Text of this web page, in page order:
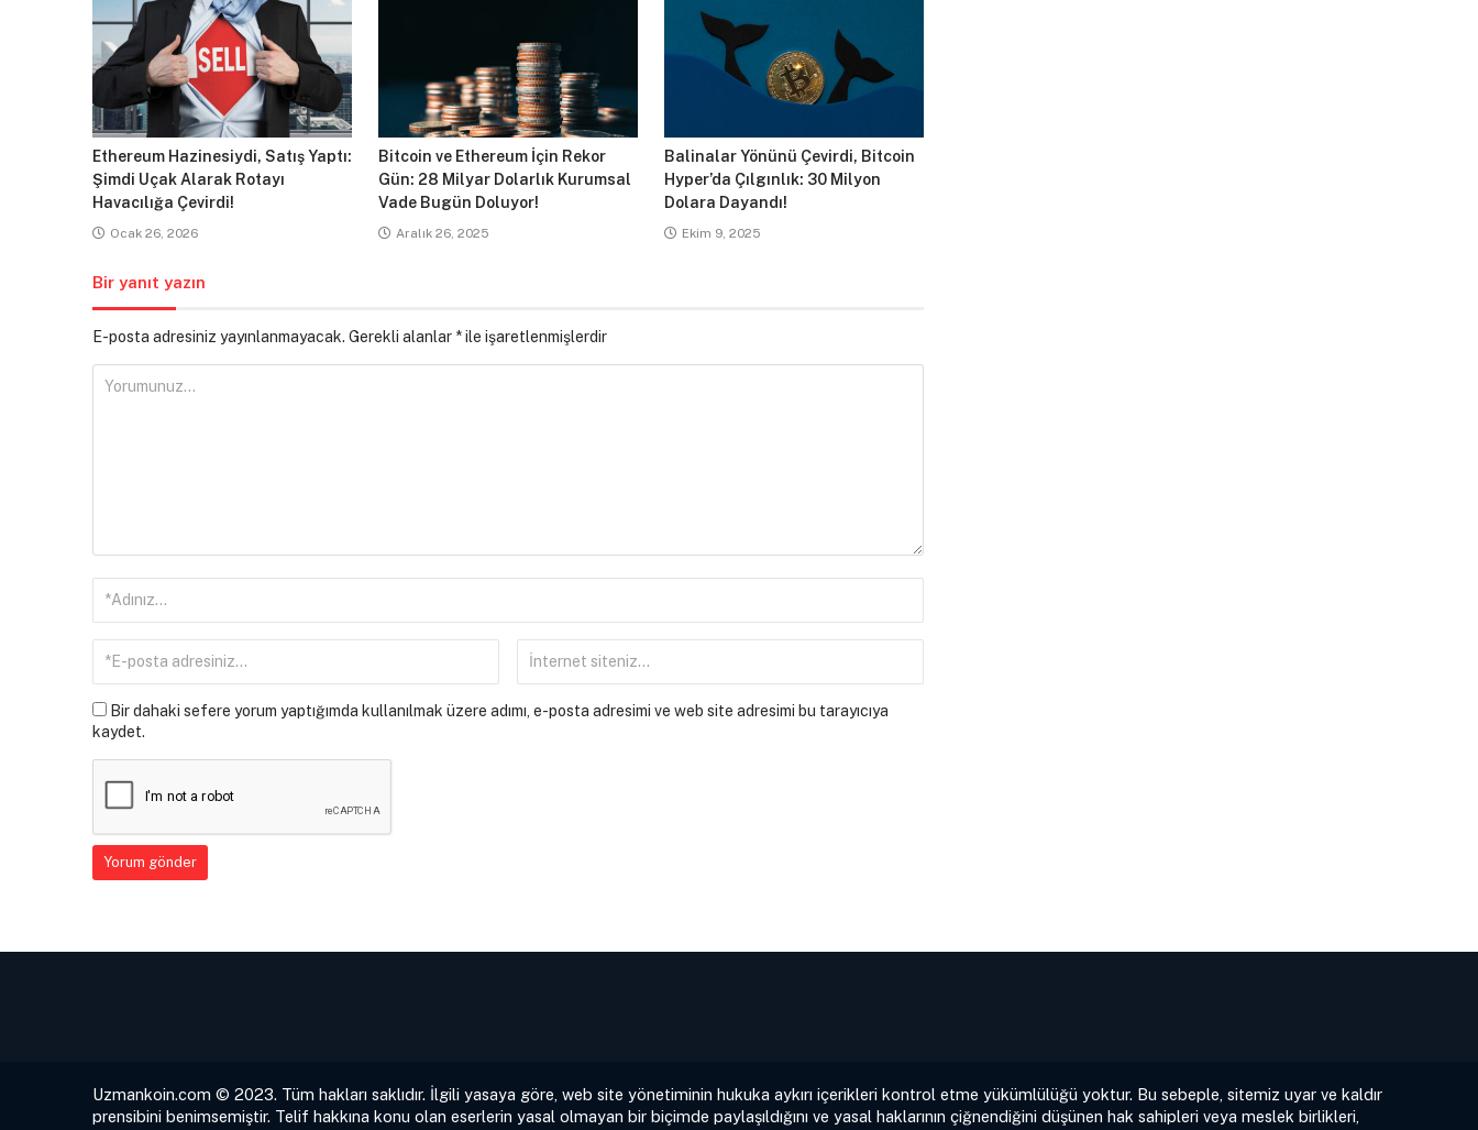
Ethereum Hazinesiydi, Satış Yaptı:
Şimdi Uçak Alarak Rotayı
Havacılığa Çevirdi!
Ocak 26, 2026
Bitcoin ve Ethereum İçin Rekor
Gün: 28 Milyar Dolarlık Kurumsal
Vade Bugün Doluyor!
Aralık 26, 2025
Balinalar Yönünü Çevirdi, Bitcoin
Hyper’da Çılgınlık: 30 Milyon
Dolara Dayandı!
Ekim 9, 2025
Bir yanıt yazın
E-posta adresiniz yayınlanmayacak. Gerekli alanlar *ile işaretlenmişlerdir
Bir dahaki sefere yorum yaptığımda kullanılmak üzere adımı, e-posta adresimi ve web site adresimi bu tarayıcıya
kaydet.
Uzmankoin.com © 2023. Tüm hakları saklıdır. İlgili yasaya göre, web site yönetiminin hukuka aykırı içerikleri kontrol etme yükümlülüğü yoktur. Bu sebeple, sitemiz uyar ve kaldır
prensibini benimsemiştir. Telif hakkına konu olan eserlerin yasal olmayan bir biçimde paylaşıldığını ve yasal haklarının çiğnendiğini düşünen hak sahipleri veya meslek birlikleri,